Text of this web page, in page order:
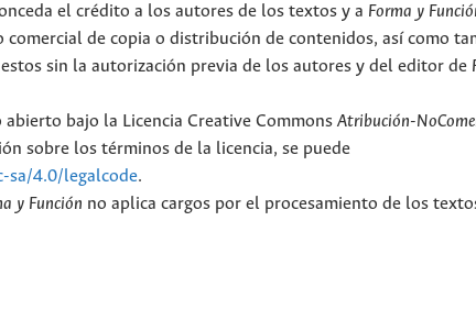
el crédito a los autores de los textos y a Forma y
de copia o distribución de contenidos, así como
sin la autorización previa de los autores y del editor de
bajo la Licencia Creative Commons Atribución-
sobre los términos de la licencia, se puede
sa/4.0/legalcode.
y Función no aplica cargos por el procesamiento de los